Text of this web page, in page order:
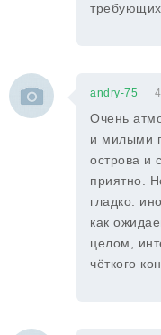
andry-75
Очень
и милыми
острова и
приятно.
гладко:
как
целом,
чёткого